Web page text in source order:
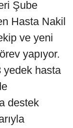
Şube
Hasta Nakil
ve yeni
yapıyor.
yedek hasta
destek